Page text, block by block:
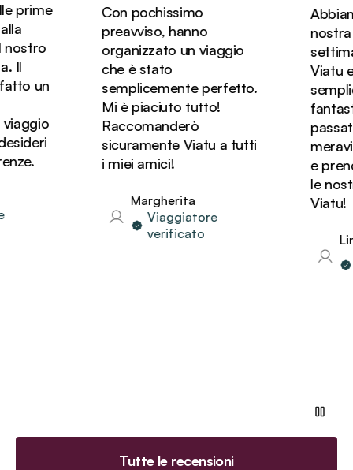
un
Con pochissimo
preavviso, hanno
organizzato un viaggio
che è stato
semplicemente perfetto.
Mi è piaciuto tutto!
Raccomanderò
sicuramente Viatu a tutti
i miei amici!
Margherita
Viaggiatore
verificato
nostra
Viatu
e
le
Viatu!
Tutte le recensioni